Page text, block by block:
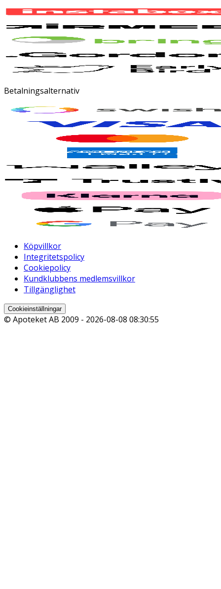
Betalningsalternativ
Köpvillkor
Integritetspolicy
Cookiepolicy
Kundklubbens medlemsvillkor
Tillgänglighet
Cookieinställningar
© Apoteket AB 2009 - 2026-08-08 08:30:55